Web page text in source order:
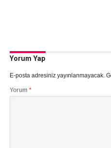
Yorum Yap
E-posta adresiniz yayınlanmayacak.
Yorum *